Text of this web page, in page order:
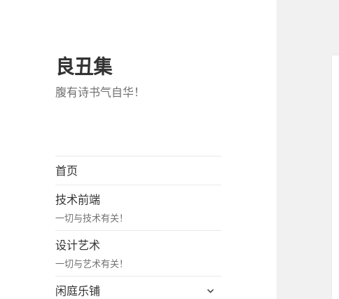
良丑集
腹有诗书气自华！
首页
技术前端
一切与技术有关！
设计艺术
一切与艺术有关！
闲庭乐铺
展